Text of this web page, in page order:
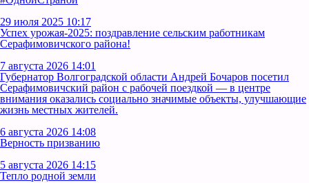
29 июля 2025 10:17
Успех урожая-2025: поздравление сельским работникам
Серафимовичского района!
7 августа 2026 14:01
Губернатор Волгоградской области Андрей Бочаров посетил
Серафимовичский район с рабочей поездкой — в центре
внимания оказались социально значимые объекты, улучшающие
жизнь местных жителей.
6 августа 2026 14:08
Верность призванию
5 августа 2026 14:15
Тепло родной земли